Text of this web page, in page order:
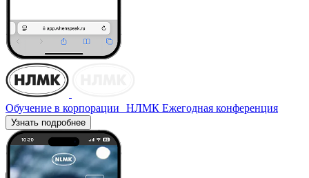
Обучение в корпорации НЛМК Ежегодная конференция
Узнать подробнее